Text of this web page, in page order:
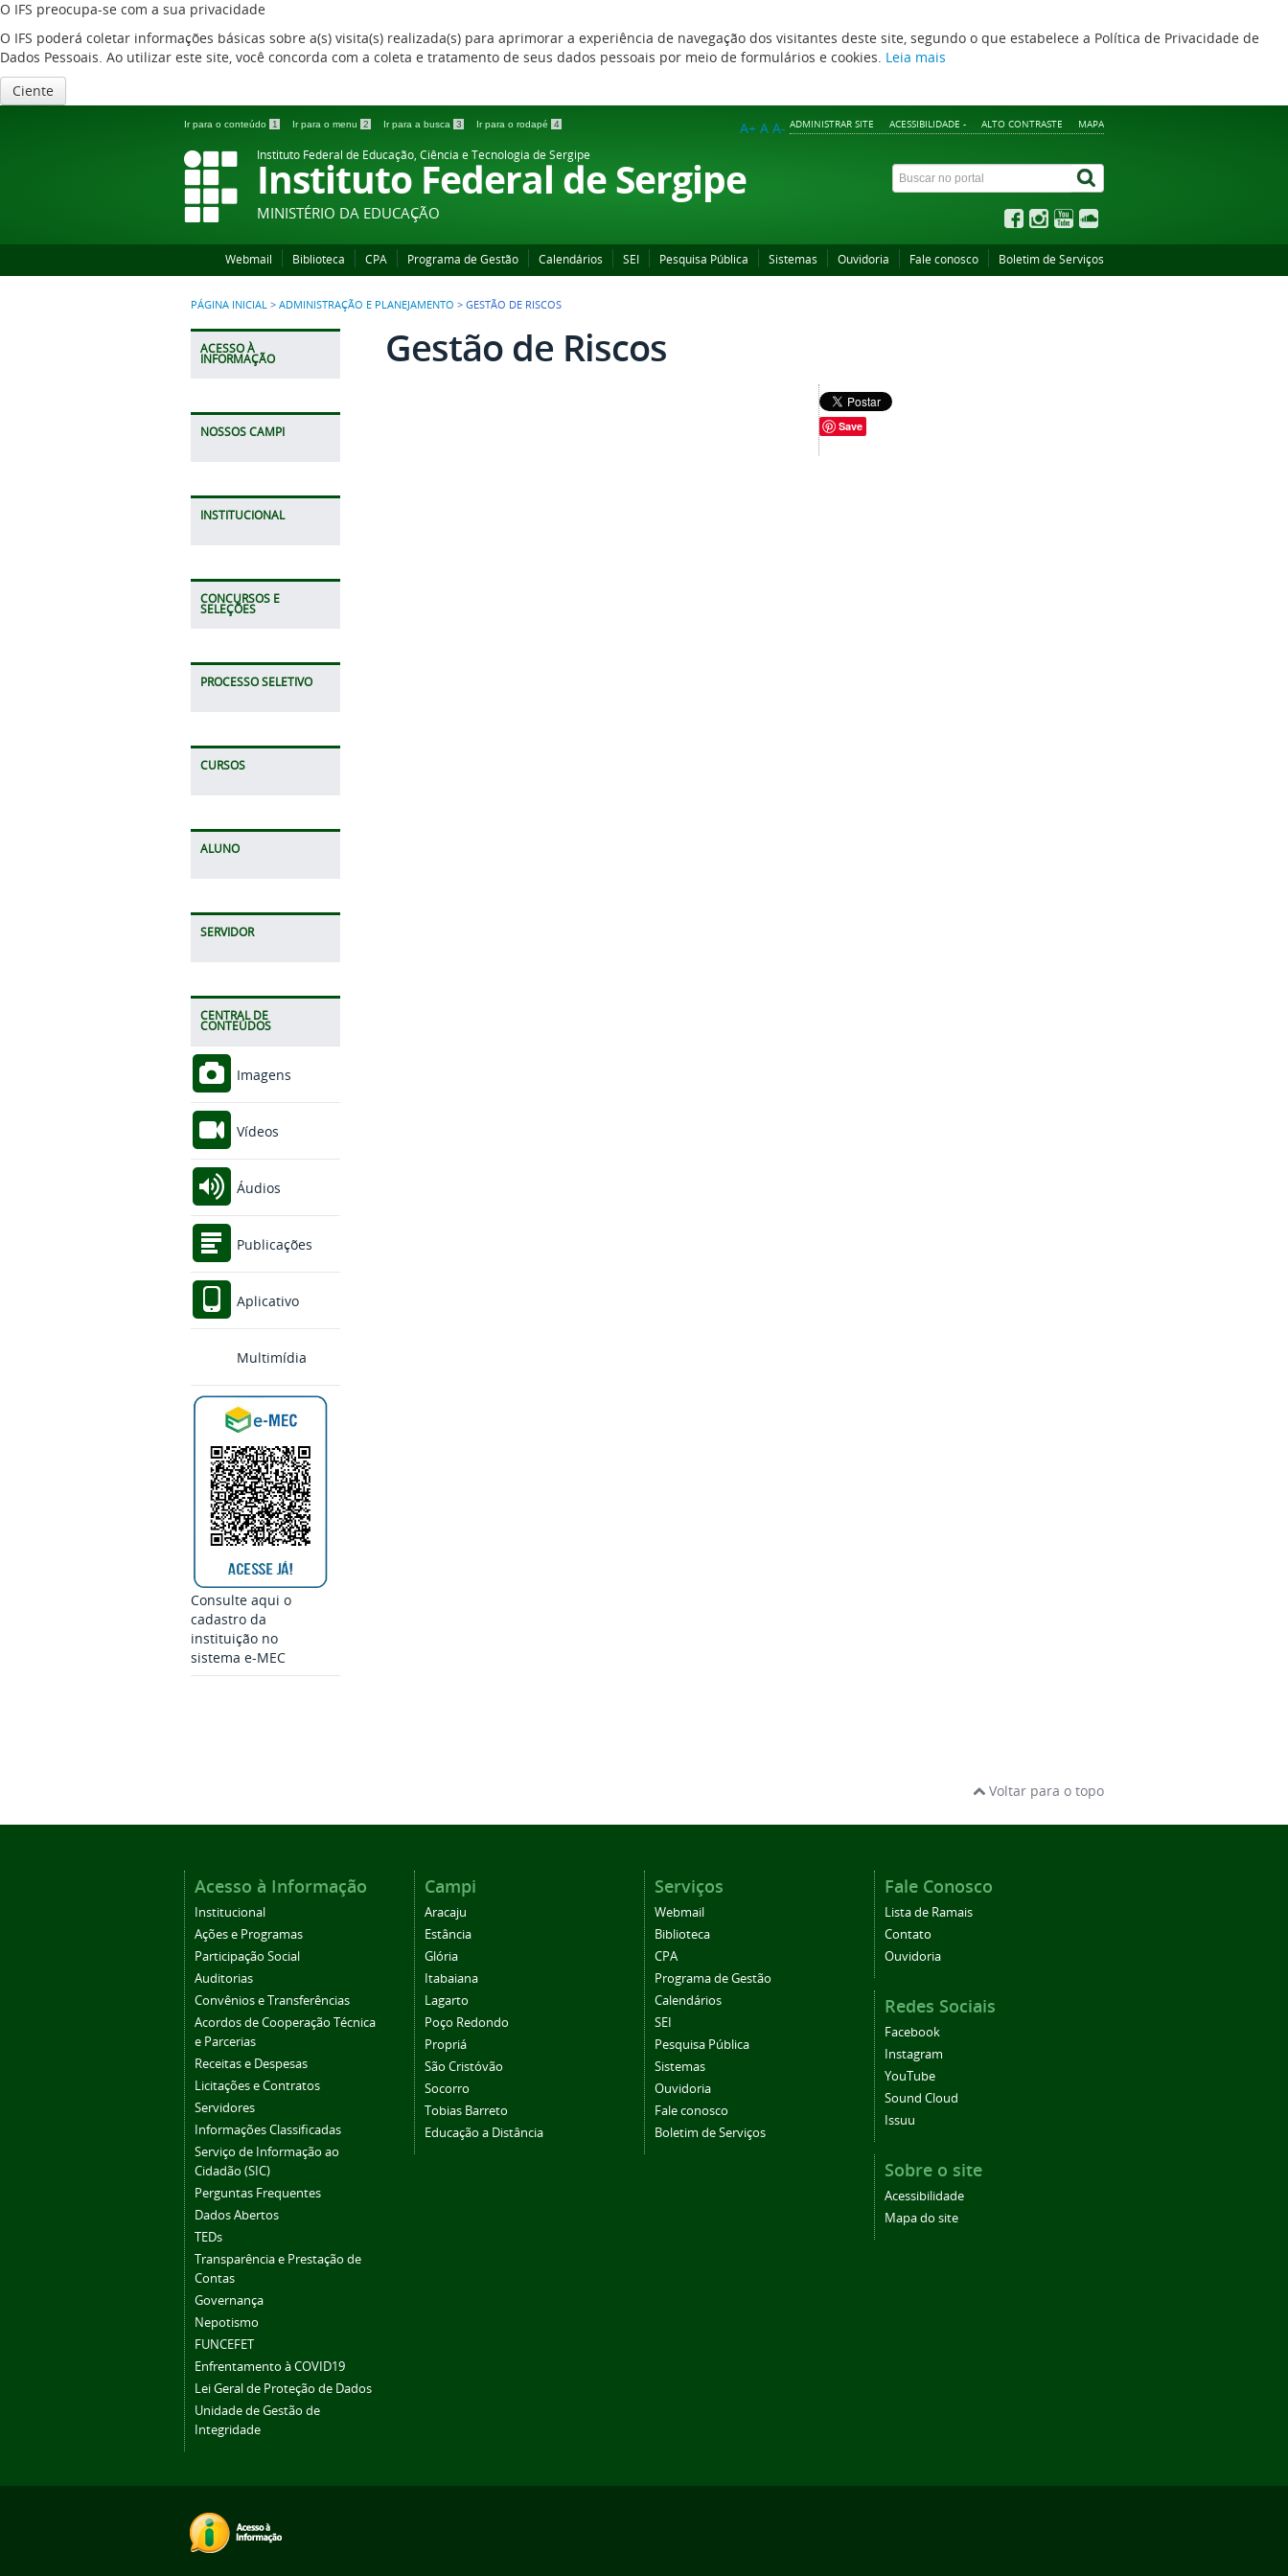
O IFS preocupa-se com a sua privacidade
O IFS poderá coletar informações básicas sobre a(s) visita(s) realizada(s) para aprimorar a experiência de navegação dos visitantes deste site, segundo o que estabelece a Política de Privacidade de
Dados Pessoais. Ao utilizar este site, você concorda com a coleta e tratamento de seus dados pessoais por meio de formulários e cookies. Leia mais
Ciente
Ir para o conteúdo 1 Ir para o menu 2 Ir para a busca 3 Ir para o rodapé 4 ADMINISTRAR SITE ACESSIBILIDADE - ALTO CONTRASTE MAPA
A+ A A-
Instituto Federal de Educação, Ciência e Tecnologia de Sergipe
Instituto Federal de Sergipe
MINISTÉRIO DA EDUCAÇÃO
Webmail Biblioteca CPA Programa de Gestão Calendários SEI Pesquisa Pública Sistemas Ouvidoria Fale conosco Boletim de Serviços
PÁGINA INICIAL > ADMINISTRAÇÃO E PLANEJAMENTO > GESTÃO DE RISCOS
ACESSO À
INFORMAÇÃO
NOSSOS CAMPI
INSTITUCIONAL
CONCURSOS E
SELEÇÕES
PROCESSO SELETIVO
CURSOS
ALUNO
SERVIDOR
CENTRAL DE
CONTEÚDOS
Imagens
Vídeos
Áudios
Publicações
Aplicativo
Multimídia
Consulte aqui o
cadastro da
instituição no
sistema e-MEC
Gestão de Riscos
Save
Voltar para o topo
Acesso à Informação
Institucional
Ações e Programas
Participação Social
Auditorias
Convênios e Transferências
Acordos de Cooperação Técnica
e Parcerias
Receitas e Despesas
Licitações e Contratos
Servidores
Informações Classificadas
Serviço de Informação ao
Cidadão (SIC)
Perguntas Frequentes
Dados Abertos
TEDs
Transparência e Prestação de
Contas
Governança
Nepotismo
FUNCEFET
Enfrentamento à COVID19
Lei Geral de Proteção de Dados
Unidade de Gestão de
Integridade
Campi
Aracaju
Estância
Glória
Itabaiana
Lagarto
Poço Redondo
Propriá
São Cristóvão
Socorro
Tobias Barreto
Educação a Distância
Serviços
Webmail
Biblioteca
CPA
Programa de Gestão
Calendários
SEI
Pesquisa Pública
Sistemas
Ouvidoria
Fale conosco
Boletim de Serviços
Fale Conosco
Lista de Ramais
Contato
Ouvidoria
Redes Sociais
Facebook
Instagram
YouTube
Sound Cloud
Issuu
Sobre o site
Acessibilidade
Mapa do site